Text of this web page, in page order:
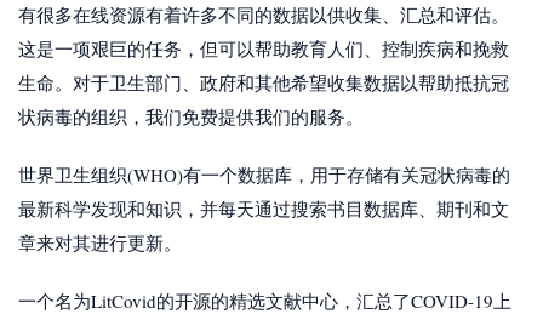
有很多在线资源有着许多不同的数据以供收集、汇总和评估。
这是一项艰巨的任务，但可以帮助教育人们、控制疾病和挽救
生命。对于卫生部门、政府和其他希望收集数据以帮助抵抗冠
状病毒的组织，我们免费提供我们的服务。
世界卫生组织(WHO)有一个数据库，用于存储有关冠状病毒的
最新科学发现和知识，并每天通过搜索书目数据库、期刊和文
章来对其进行更新。
一个名为LitCovid的开源的精选文献中心，汇总了COVID-19上